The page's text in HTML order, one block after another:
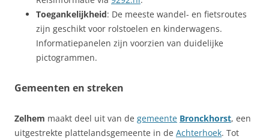
Toegankelijkheid: De meeste wandel- en fietsroutes
zijn geschikt voor rolstoelen en kinderwagens.
Informatiepanelen zijn voorzien van duidelijke
pictogrammen.
Gemeenten en streken
Zelhem maakt deel uit van de gemeente Bronckhorst, een
uitgestrekte plattelandsgemeente in de Achterhoek. Tot